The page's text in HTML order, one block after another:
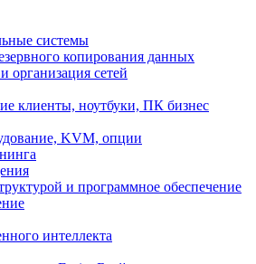
системы
копирования данных
организация сетей
клиенты, ноутбуки, ПК бизнес
KVM, опции
и программное обеспечение
интеллекта